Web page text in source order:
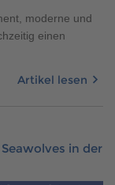
moderne und
einen
Artikel lesen
in der